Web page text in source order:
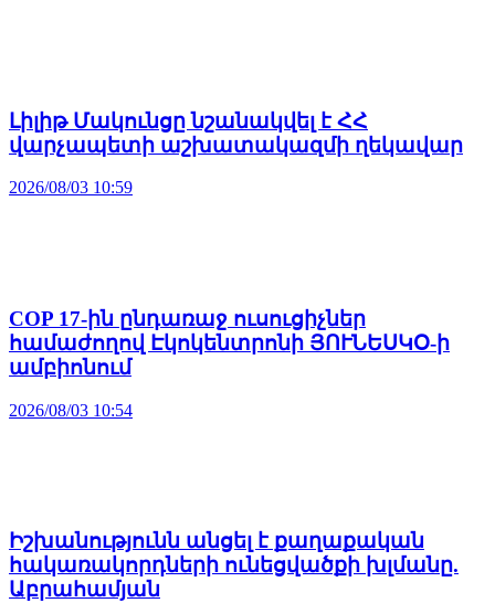
Լիլիթ Մակունցը նշանակվել է ՀՀ
վարչապետի աշխատակազմի ղեկավար
2026/08/03 10:59
COP 17-ին ընդառաջ ուսուցիչներ
համաժողով Էկոկենտրոնի ՅՈՒՆԵՍԿՕ-ի
ամբիոնում
2026/08/03 10:54
Իշխանությունն անցել է քաղաքական
հակառակորդների ունեցվածքի խլմանը.
Աբրահամյան